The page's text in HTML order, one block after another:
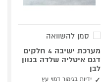
סמן להשוואה
מערכת ישיבה 4 חלקים
דגם איטליה שלדה בגוון
לבן
ידיות בגימור דמוי עץ